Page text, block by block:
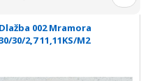
Dlažba 002 Mramora
30/2,7 11,11KS/M2